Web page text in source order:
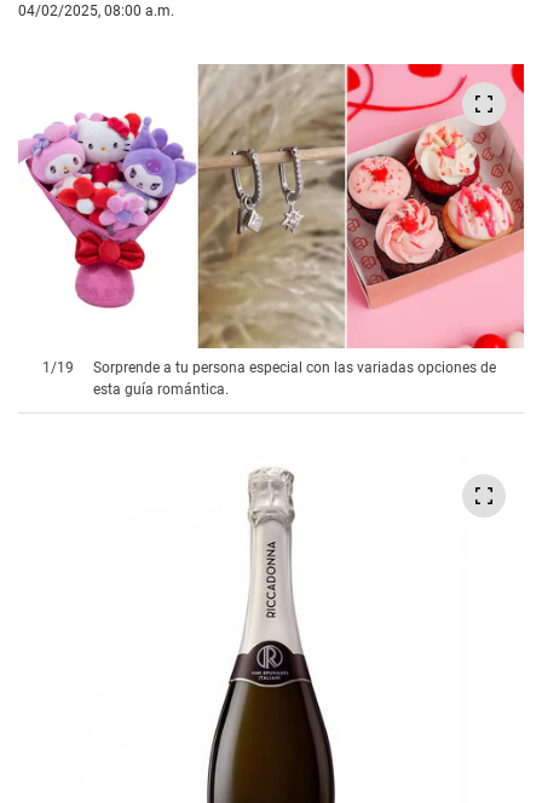
04/02/2025, 08:00 a.m.
1 /19
Sorprende a tu persona especial con las variadas opciones de
esta guía romántica.